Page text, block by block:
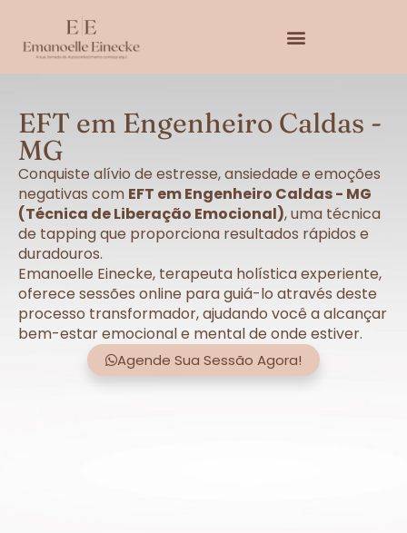
EFT em Engenheiro Caldas -
MG
Conquiste alívio de estresse, ansiedade e emoções
negativas com EFT em Engenheiro Caldas - MG
(Técnica de Liberação Emocional), uma técnica
de tapping que proporciona resultados rápidos e
duradouros.
Emanoelle Einecke, terapeuta holística experiente,
oferece sessões online para guiá-lo através deste
processo transformador, ajudando você a alcançar
bem-estar emocional e mental de onde estiver.
Agende Sua Sessão Agora!